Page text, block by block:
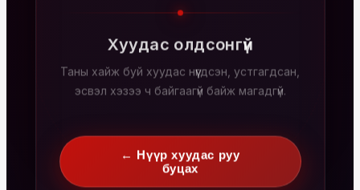
Хуудас олдсонгүй
Таны хайж буй хуудас нүүгдсэн, устгагдсан,
эсвэл хэзээ ч байгаагүй байж магадгүй.
← Нүүр хуудас руу
буцах